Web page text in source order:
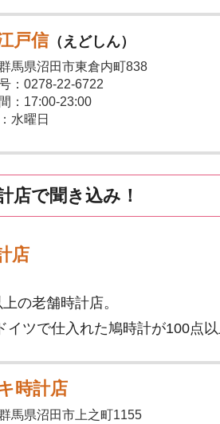
戸信 （えどしん）
馬県沼田市東倉内町838
：0278-22-6722
：17:00-23:00
水曜日
店で聞き込み！
店
の老舗時計店。
イツで仕入れた鳩時計が100点以
時計店
馬県沼田市上之町1155